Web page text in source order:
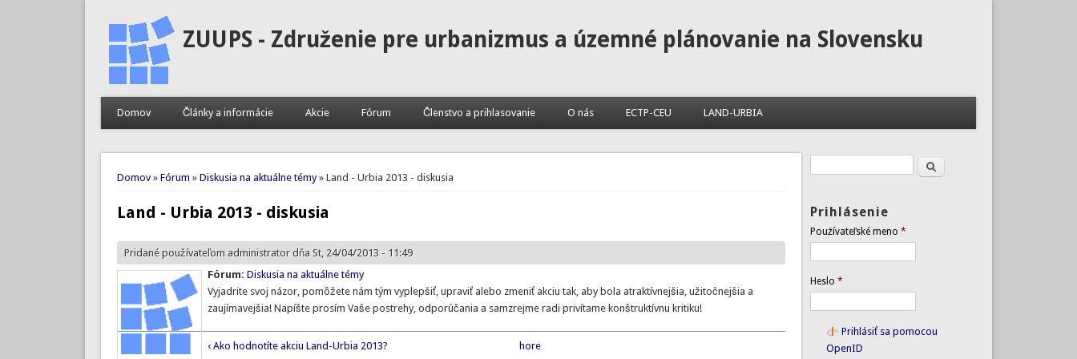
ZUUPS - Združenie pre urbanizmus a územné plánovanie na Slovensku
Domov Články a informácie Akcie Fórum Členstvo a prihlasovanie O nás ECTP-CEU LAND-URBIA
Nachádzate sa tu
Domov» Fórum » Diskusia na aktuálne témy» Land - Urbia 2013 - diskusia
Land - Urbia 2013 - diskusia
Pridané používateľom administratordňa St, 24/04/2013 - 11:49
Fórum: Diskusia na aktuálne témy
Vyjadrite svoj názor, pomôžete nám tým vyplepšiť, upraviť alebo zmeniť akciu tak, aby bola atraktívnejšia, užitočnejšia a
zaujímavejšia! Napíšte prosím Vaše postrehy, odporúčania a samzrejme radi privítame konštruktívnu kritiku!
‹ Ako hodnotíte akciu Land-Urbia 2013?
hore
Vyhľadávanie
Hľadať
Prihlásenie
Používateľské meno *
Heslo *
Prihlásiť sa pomocou
OpenID